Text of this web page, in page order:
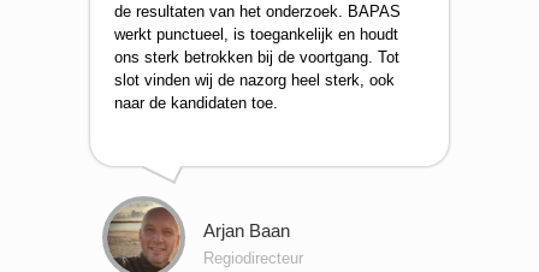
de resultaten van het onderzoek. BAPAS
werkt punctueel, is toegankelijk en houdt
ons sterk betrokken bij de voortgang. Tot
slot vinden wij de nazorg heel sterk, ook
naar de kandidaten toe.
Arjan Baan
Regiodirecteur